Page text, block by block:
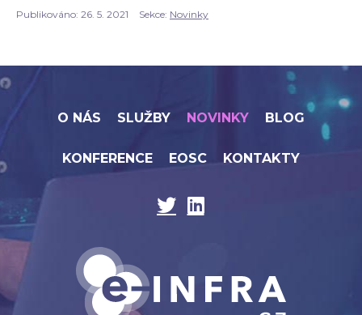
Publikováno: 26. 5. 2021 Sekce: Novinky
O NÁS SLUŽBY NOVINKY BLOG
KONFERENCE EOSC KONTAKTY